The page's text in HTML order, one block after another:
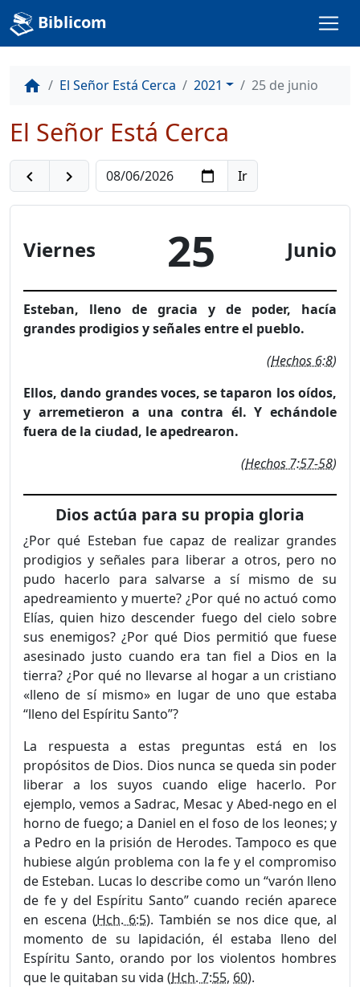
Biblicom
home El Señor Está Cerca 2021 25 de junio
El Señor Está Cerca
navigate_before navigate_next
Viernes 25 Junio
Esteban, lleno de gracia y de poder, hacía
grandes prodigios y señales entre el pueblo.
(Hechos 6:8)
Ellos, dando grandes voces, se taparon los oídos,
y arreme­tieron a una contra él. Y echándole
fuera de la ciudad, le ape­drearon.
(Hechos 7:57-58)
Dios actúa para su propia gloria
¿Por qué Esteban fue capaz de realizar grandes
prodigios y señales para liberar a otros, pero no
pudo hacerlo para salvarse a sí mismo de su
apedreamiento y muerte? ¿Por qué no actuó como
Elías, quien hizo descender fuego del cielo sobre
sus enemigos? ¿Por qué Dios permitió que fuese
asesinado justo cuando era tan fiel a Dios en la
tierra? ¿Por qué no llevarse al hogar a un cristiano
«lleno de sí mismo» en lugar de uno que estaba
“lleno del Espíritu Santo”?
La respuesta a estas preguntas está en los
propósitos de Dios. Dios nunca se queda sin poder
liberar a los suyos cuando elige hacerlo. Por
ejemplo, vemos a Sadrac, Mesac y Abed-nego en el
horno de fuego; a Daniel en el foso de los leones; y
a Pedro en la prisión de Herodes. Tampoco es que
hubiese algún problema con la fe y el compromiso
de Esteban. Lucas lo describe como un “varón lleno
de fe y del Espíritu Santo” cuando recién aparece
en escena (Hch. 6:5). También se nos dice que, al
momento de su lapidación, él estaba lleno del
Espíritu Santo, orando por los violentos hombres
que le quitaban su vida (Hch. 7:55, 60).